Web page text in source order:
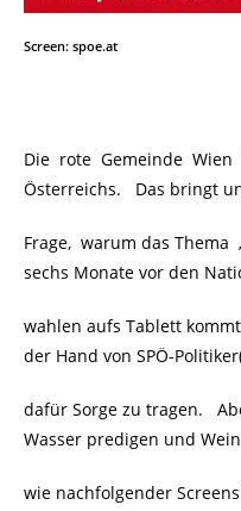
Screen: spoe.at
Die rote Gemeinde
Österreichs. Das bringt
Frage, warum das Thema
sechs Monate vor den
wahlen aufs Tablett
der Hand von SPÖ-
dafür Sorge zu tragen.
Wasser predigen und
wie nachfolgender